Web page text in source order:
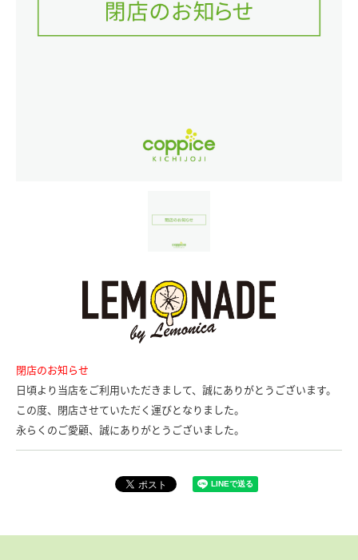
閉店のお知らせ
日頃より当店をご利用いただきまして、誠にありがとうございます。
この度、閉店させていただく運びとなりました。
永らくのご愛顧、誠にありがとうございました。